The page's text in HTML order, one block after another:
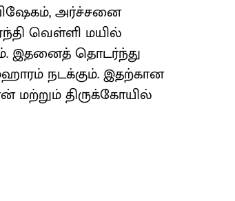
அர்ச்சனை
வெள்ளி மயில்
இதனைத் தொடர்ந்து
நடக்கும். இதற்கான
மற்றும் திருக்கோயில்